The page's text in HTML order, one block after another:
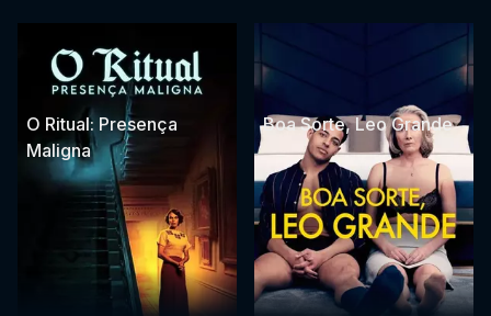
O Ritual: Presença
Maligna
Boa Sorte, Leo Grande